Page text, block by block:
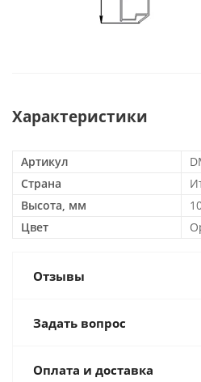
Характеристики
Артикул
Страна
Высота, мм
Цвет
Отзывы
Задать вопрос
Оплата и доставка